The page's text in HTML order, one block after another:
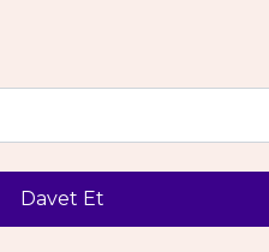
Davet Et